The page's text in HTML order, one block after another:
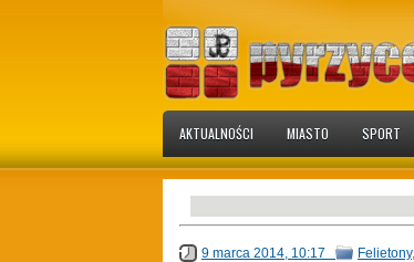
AKTUALNOŚCI MIASTO SPORT
9 marca 2014, 10:17 Felietony,